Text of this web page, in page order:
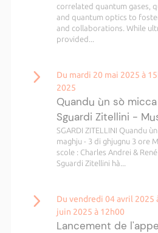
correlated quantum gases,
and quantum optics to
and collaborations. While
provided...
Du mardi 20 mai 2025 à
2025
Quandu ùn sò
Sguardi Zitellini -
SGARDI ZITELLINI Quandu
maghju - 3 di ghjugnu 3 ore
scole : Charles Andrei &
Sguardi Zitellini hà...
Du vendredi 04 avril 2025
juin 2025 à 12h00
Lancement de